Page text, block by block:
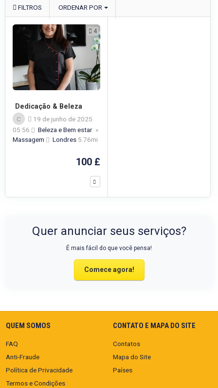
FILTROS ORDENAR POR
4
Dedicação & Beleza
C
19 de junho de 2025
05:56
Beleza e Bem estar »
Massagem
Londres 5.76mi
100 £
Quer anunciar seus serviços?
É mais fácil do que você pensa!
Comece agora!
QUEM SOMOS
FAQ
Anti-Fraude
Política de Privacidade
Termos e Condições
CONTATO E MAPA DO SITE
Contatos
Mapa do Site
Países